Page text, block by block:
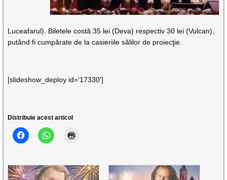
Luceafarul). Biletele costă 35 lei (Deva) respectiv 30 lei (Vulcan),
putând fi cumpărate de la casieriile sălilor de proiecţie.
[slideshow_deploy id=’17330′]
Distribuie acest articol